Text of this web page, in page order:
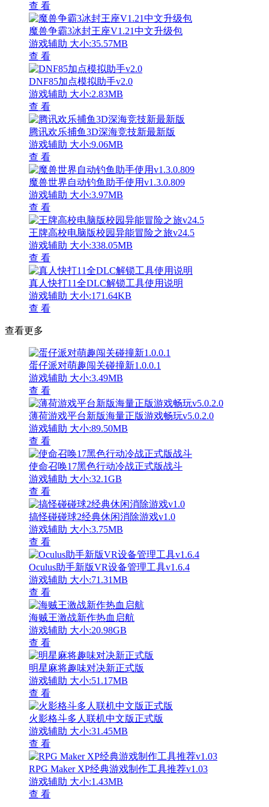
查 看
魔兽争霸3冰封王座V1.21中文升级包
游戏辅助 大小:35.57MB
查 看
DNF85加点模拟助手v2.0
游戏辅助 大小:2.83MB
查 看
腾讯欢乐捕鱼3D深海竞技新最新版
游戏辅助 大小:9.06MB
查 看
魔兽世界自动钓鱼助手使用v1.3.0.809
游戏辅助 大小:3.97MB
查 看
王牌高校电脑版校园异能冒险之旅v24.5
游戏辅助 大小:338.05MB
查 看
真人快打11全DLC解锁工具使用说明
游戏辅助 大小:171.64KB
查 看
查看更多
蛋仔派对萌趣闯关碰撞新1.0.0.1
游戏辅助 大小:3.49MB
查 看
薄荷游戏平台新版海量正版游戏畅玩v5.0.2.0
游戏辅助 大小:89.50MB
查 看
使命召唤17黑色行动冷战正式版战斗
游戏辅助 大小:32.1GB
查 看
搞怪碰碰球2经典休闲消除游戏v1.0
游戏辅助 大小:3.75MB
查 看
Oculus助手新版VR设备管理工具v1.6.4
游戏辅助 大小:71.31MB
查 看
海贼王激战新作热血启航
游戏辅助 大小:20.98GB
查 看
明星麻将趣味对决新正式版
游戏辅助 大小:51.17MB
查 看
火影格斗多人联机中文版正式版
游戏辅助 大小:31.45MB
查 看
RPG Maker XP经典游戏制作工具推荐v1.03
游戏辅助 大小:1.43MB
查 看